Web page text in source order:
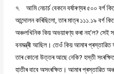
৭. আমি নেচাৰ্চ বেকনে বৰ্ষাৰণ্যৰ ৫০০ বৰ্গ
আন্দোলন কৰিছিলো, তাৰ মাত্ৰ ১১১.১৯ বৰ্গ
অঞ্চলখিনিক কিয় অভয়াৰণ্য কৰা নহ’ল? সেই
বনমন্ত্ৰী আছিল। তেওঁ কিয় আমাৰ প্ৰস্তাৱিত
তাৰ কোনো উত্তৰ আছে নেকি? হস্তী
হাতীৰ বাবে অসংৰক্ষিত। আমাৰ প্ৰস্তাৱিত